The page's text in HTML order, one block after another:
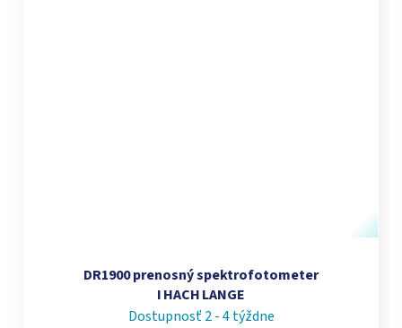
DR1900 prenosný spektrofotometer
I HACH LANGE
Dostupnosť 2 - 4 týždne